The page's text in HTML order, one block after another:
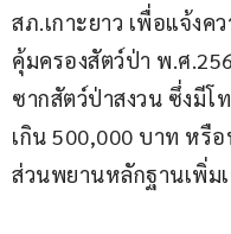
สภ.เกาะยาว เพื่อแจ้ง
คุ้มครองสัตว์ป่า พ.ศ
ซากสัตว์ป่าสงวน ซึ่งมีโ
เกิน 500,000 บาท หรื
ส่วนพยานหลักฐานเพิ่ม